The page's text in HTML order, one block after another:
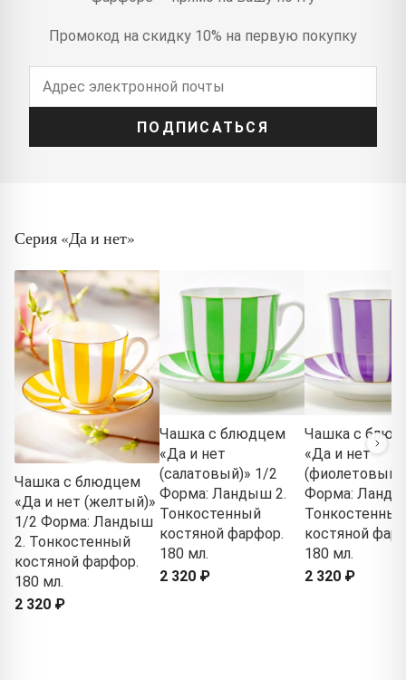
Промокод на скидку 10% на первую покупку
ПОДПИСАТЬСЯ
Серия «Да и нет»
Чашка с блюдцем
«Да и нет (желтый)»
1/2 Форма: Ландыш
2. Тонкостенный
костяной фарфор.
180 мл.
2 320 ₽
Чашка с блюдцем
«Да и нет
(салатовый)» 1/2
Форма: Ландыш 2.
Тонкостенный
костяной фарфор.
180 мл.
2 320 ₽
Чашка с
«Да и нет
Форма:
Тонкостенный
костяной
180 мл.
2 320 ₽